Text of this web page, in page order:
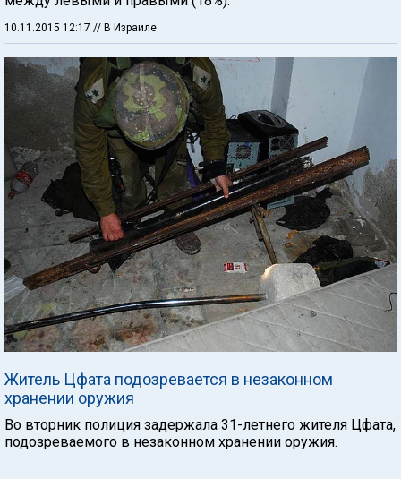
10.11.2015 12:17 // В Израиле
Житель Цфата подозревается в незаконном
хранении оружия
Во вторник полиция задержала 31-летнего жителя Цфата,
подозреваемого в незаконном хранении оружия.